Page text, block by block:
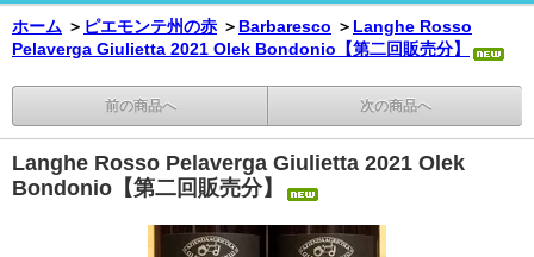
ホーム ＞ ピエモンテ州の赤 ＞ Barbaresco ＞ Langhe Rosso
Pelaverga Giulietta 2021 Olek Bondonio【第二回販売分】
前の商品へ 次の商品へ
Langhe Rosso Pelaverga Giulietta 2021 Olek
Bondonio【第二回販売分】